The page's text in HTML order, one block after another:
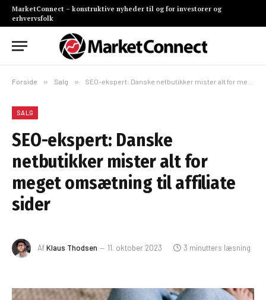
MarketConnect – konstruktive nyheder til og for investorer og
erhvervsfolk
Forside » Salg » SEO-ekspert: Danske netbutikker mister alt for meget omsætning til affiliate sider
SALG
SEO-ekspert: Danske
netbutikker mister alt for
meget omsætning til affiliate
sider
AfKlaus Thodsen 11. oktober 2023 3 minutters læsning